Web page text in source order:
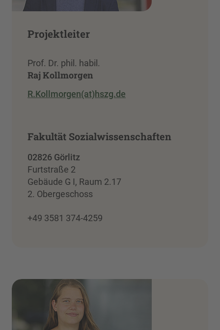
Projektleiter
Prof. Dr. phil. habil.
Raj Kollmorgen
R.Kollmorgen(at)hszg.de
Fakultät Sozialwissenschaften
02826 Görlitz
Furtstraße 2
Gebäude G I, Raum 2.17
2. Obergeschoss
+49 3581 374-4259